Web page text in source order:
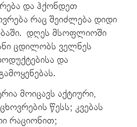
და ჰქონდეთ
რაც შეიძლება დიდი
დღეს მსოფლიოში
ცდილობს ველნეს
და
მოიცავს აქტიური,
წესს; კვებას
რაციონით;